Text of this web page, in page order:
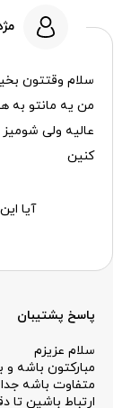
سلام وقتتون
من یه مانتو به
عالیه ولی
کنین
آیا
پاسخ پشتیبان
سلام عزیزم
مبارکتون باشه
متفاوت باشه جدا
ارتباط باشین تا